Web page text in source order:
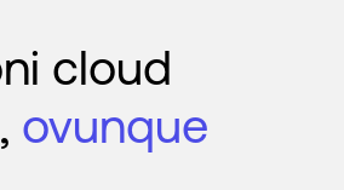
cloud
ovunque